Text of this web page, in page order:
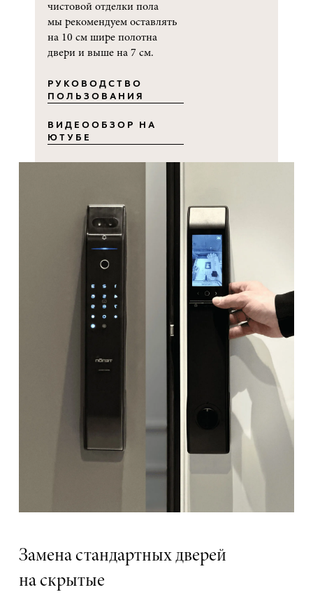
чистовой отделки пола
мы рекомендуем оставлять
на 10 см шире полотна
двери и выше на 7 см.
РУКОВОДСТВО
ПОЛЬЗОВАНИЯ
ВИДЕООБЗОР НА
ЮТУБЕ
Замена стандартных дверей
на скрытые